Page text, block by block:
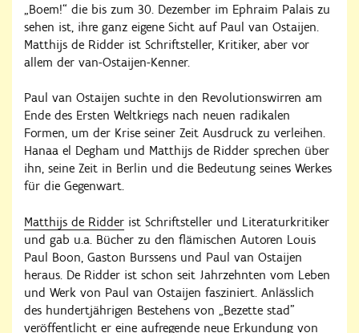
„Boem!“ die bis zum 30. Dezember im Ephraim Palais zu
sehen ist, ihre ganz eigene Sicht auf Paul van Ostaijen.
Matthijs de Ridder ist Schriftsteller, Kritiker, aber vor
allem der van-Ostaijen-Kenner.
Paul van Ostaijen suchte in den Revolutionswirren am
Ende des Ersten Weltkriegs nach neuen radikalen
Formen, um der Krise seiner Zeit Ausdruck zu verleihen.
Hanaa el Degham und Matthijs de Ridder sprechen über
ihn, seine Zeit in Berlin und die Bedeutung seines Werkes
für die Gegenwart.
Matthijs de Ridder ist Schriftsteller und Literaturkritiker
und gab u.a. Bücher zu den flämischen Autoren Louis
Paul Boon, Gaston Burssens und Paul van Ostaijen
heraus. De Ridder ist schon seit Jahrzehnten vom Leben
und Werk von Paul van Ostaijen fasziniert. Anlässlich
des hundertjährigen Bestehens von „Bezette stad"
veröffentlicht er eine aufregende neue Erkundung von